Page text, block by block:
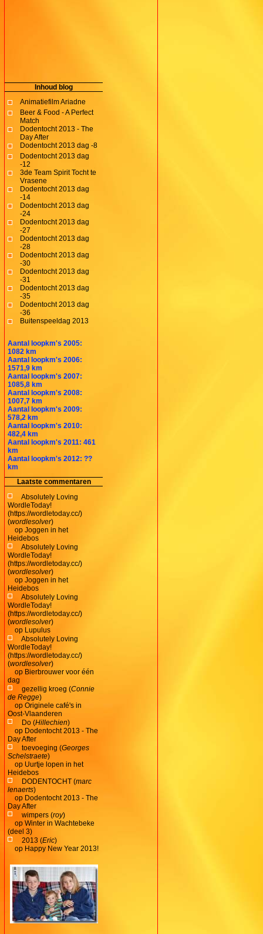
Inhoud blog
Animatiefilm Ariadne
Beer & Food - A Perfect
Match
Dodentocht 2013 - The
Day After
Dodentocht 2013 dag -8
Dodentocht 2013 dag
-12
3de Team Spirit Tocht te
Vrasene
Dodentocht 2013 dag
-14
Dodentocht 2013 dag
-24
Dodentocht 2013 dag
-27
Dodentocht 2013 dag
-28
Dodentocht 2013 dag
-30
Dodentocht 2013 dag
-31
Dodentocht 2013 dag
-35
Dodentocht 2013 dag
-36
Buitenspeeldag 2013
Aantal loopkm's 2005:
1082 km
Aantal loopkm's 2006:
1571,9 km
Aantal loopkm's 2007:
1085,8 km
Aantal loopkm's 2008:
1007,7 km
Aantal loopkm's 2009:
578,2 km
Aantal loopkm's 2010:
482,4 km
Aantal loopkm's 2011: 461
km
Aantal loopkm's 2012: ??
km
Laatste commentaren
Absolutely Loving
WordleToday!
(https://wordletoday.cc/)
(wordlesolver)
op Joggen in het
Heidebos
Absolutely Loving
WordleToday!
(https://wordletoday.cc/)
(wordlesolver)
op Joggen in het
Heidebos
Absolutely Loving
WordleToday!
(https://wordletoday.cc/)
(wordlesolver)
op Lupulus
Absolutely Loving
WordleToday!
(https://wordletoday.cc/)
(wordlesolver)
op Bierbrouwer voor één
dag
gezellig kroeg (Connie
de Regge)
op Originele café's in
Oost-Vlaanderen
Do (Hillechien)
op Dodentocht 2013 - The
Day After
toevoeging (Georges
Schelstraete)
op Uurtje lopen in het
Heidebos
DODENTOCHT (marc
lenaerts)
op Dodentocht 2013 - The
Day After
wimpers (roy)
op Winter in Wachtebeke
(deel 3)
2013 (Eric)
op Happy New Year 2013!